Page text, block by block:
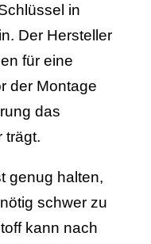
in
Der Hersteller
für eine
der Montage
das
trägt.
genug halten,
schwer zu
kann nach